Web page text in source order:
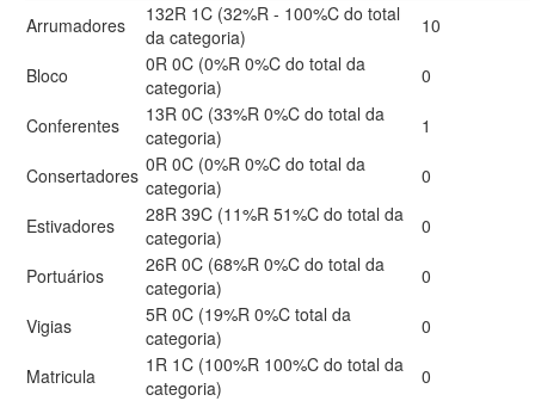
Arrumadores
132R 1C (32%R - 100%C do total
da categoria)
10
Bloco
0R 0C (0%R 0%C do total da
categoria)
0
Conferentes
13R 0C (33%R 0%C do total da
categoria)
1
Consertadores 0R 0C (0%R 0%C do total da
categoria)
0
Estivadores
28R 39C (11%R 51%C do total da
categoria)
0
Portuários
26R 0C (68%R 0%C do total da
categoria)
0
Vigias
5R 0C (19%R 0%C total da
categoria)
0
Matricula
1R 1C (100%R 100%C do total da
categoria)
0